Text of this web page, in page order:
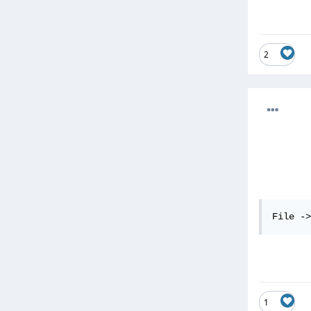
2
File ->
1